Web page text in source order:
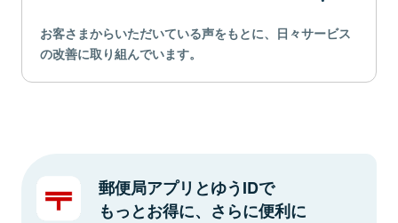
お客さまからいただいている声をもとに、日々サービス
の改善に取り組んでいます。
郵便局アプリとゆうIDで
もっとお得に、さらに便利に